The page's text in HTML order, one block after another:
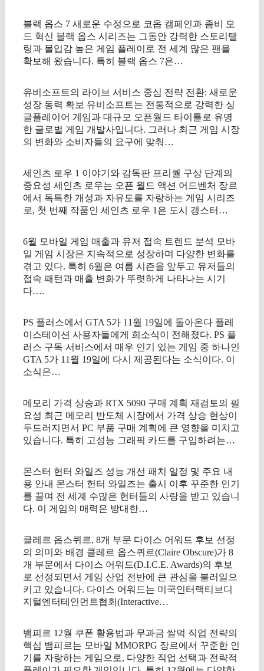
블랙 옵스 7 새로운 수정으로 코옵 캠페인과 좀비 모
드 혁신 블랙 옵스 시리즈는 그동안 강력한 스토리텔
링과 몰입감 높은 게임 플레이로 전 세계 많은 팬을
확보해 왔습니다. 특히 블랙 옵스 7은…
유비소프트의 라이브 서비스 중심 전략 전환: 새로운
성장 동력 확보 유비소프트는 전통적으로 강력한 싱
글플레이어 게임과 대규모 오픈월드 타이틀로 유명
한 글로벌 게임 개발사입니다. 그러나 최근 게임 시장
의 변화와 소비자들의 요구에 맞춰…
세인츠 로우 1 이야기와 감독판 프리퀄 구상 단계의
중요성 세인츠 로우는 오픈 월드 액션 어드벤처 장르
에서 독특한 개성과 자유도를 자랑하는 게임 시리즈
로, 첫 번째 작품인 세인츠 로우 1은 도시 갱스터…
6월 모바일 게임 매출과 유저 접속 트렌드 분석 모바
일 게임 시장은 지속적으로 성장하며 다양한 변화를
겪고 있다. 특히 6월은 여름 시즌을 앞두고 유저들의
접속 패턴과 매출 변화가 뚜렷하게 나타나는 시기
다….
PS 플러스에서 GTA 5가 11월 19일에 돌아온다 플레
이스테이션 사용자들에게 희소식이 전해졌다. PS 플
러스 구독 서비스에서 매우 인기 있는 게임 중 하나인
GTA 5가 11월 19일에 다시 제공된다는 소식이다. 이
소식은…
메모리 가격 상승과 RTX 5090 구매 계획 재검토의 필
요성 최근 메모리 반도체 시장에서 가격 상승 현상이
두드러지면서 PC 부품 구매 계획에 큰 영향을 미치고
있습니다. 특히 고성능 그래픽 카드를 구입하려는…
몬스터 헌터 와일즈 성능 개선 패치 일정 및 주요 내
용 안내 몬스터 헌터 와일즈는 출시 이후 꾸준한 인기
를 끌며 전 세계 수많은 헌터들의 사랑을 받고 있습니
다. 이 게임의 매력은 방대한…
클레르 옵스퀴르, 8개 부문 다이스 어워드 후보 선정
의 의미와 배경 클레르 옵스퀴르(Claire Obscure)가 8
개 부문에서 다이스 어워드(D.I.C.E. Awards)의 후보
로 선정되면서 게임 산업 전반에 큰 관심을 불러일으
키고 있습니다. 다이스 어워드는 미국인터랙티브디
지털엔터테인먼트협회(Interactive…
뱀피르 12월 쿠폰 활용법과 무과금 쌀먹 직업 전략의
핵심 뱀피르는 모바일 MMORPG 장르에서 꾸준한 인
기를 자랑하는 게임으로, 다양한 직업 선택과 전략적